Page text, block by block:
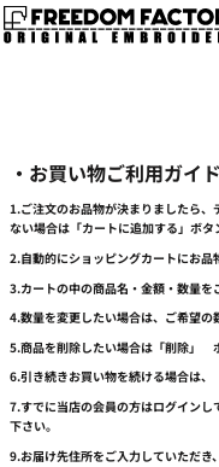
・お買い物ご利用ガイド
1.ご注文のお品物が決まりましたら
ない場合は「カートに追加する」ボタ
2.自動的にショッピングカートにお品
3.カートの中の商品名・金額・数量を
4.数量を変更したい場合は、ご希望の
5.商品を削除したい場合は「削除」
6.引き続きお買い物を続ける場合は
7.すでに当店の会員の方はログイン
下さい。
9.お届け先住所をご入力していただき